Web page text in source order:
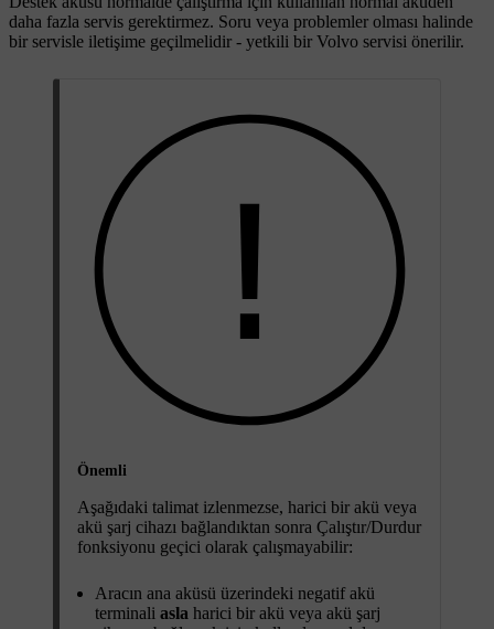
daha fazla servis gerektirmez. Soru veya problemler olması halinde
bir servisle iletişime geçilmelidir - yetkili bir Volvo servisi önerilir.
Önemli
Aşağıdaki talimat izlenmezse, harici bir akü veya
akü şarj cihazı bağlandıktan sonra Çalıştır/Durdur
fonksiyonu geçici olarak çalışmayabilir:
Aracın ana aküsü üzerindeki negatif akü
terminali asla harici bir akü veya akü şarj